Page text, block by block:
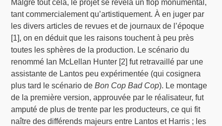
Malgré tout cela, le projet se révéla un flop monumental,
tant commercialement qu’artistiquement. À en juger par
les divers articles de revues et de journaux de l’époque
[1], on en déduit que les raisons touchent à peu près
toutes les sphères de la production. Le scénario du
renommé Ian McLellan Hunter [2] fut retravaillé par une
assistante de Lantos peu expérimentée (qui cosignera
plus tard le scénario deBon Cop Bad Cop). Le montage
de la première version, approuvée par le réalisateur, fut
amputé de plus de trente par les producteurs, ce qui fit
naître des différends majeurs entre Lantos et Harris ; les